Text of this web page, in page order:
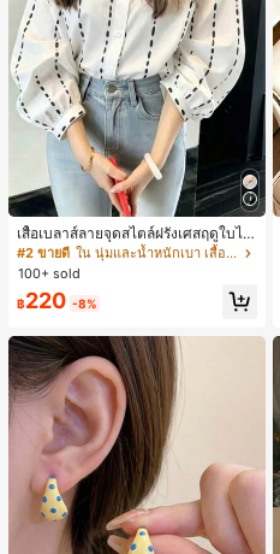
เสื้อเบลาส์ลายจุดสไตล์ฝรั่งเศสฤดูใบไม้
ร่วง, ทรงเข้ารูป, แขนยาวคอวี, สไตล์ให
ม่ฤดูใบไม้ผลิ, ป้องกันแสงแดด, ใส่ไป
ทำงานและลำลอง สีขาว
#2 ขายดี
ใน นุ่มและน้ำหนักเบา เสื้อสตรี เสื้อเบลาส์ & Tee
100+ sold
฿220 -8%